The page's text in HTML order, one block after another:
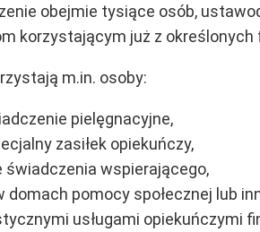
obejmie tysiące osób,
korzystającym już z
m.in. osoby:
pielęgnacyjne,
zasiłek opiekuńczy,
świadczenia wspierającego,
domach pomocy społecznej lub
usługami opiekuńczymi